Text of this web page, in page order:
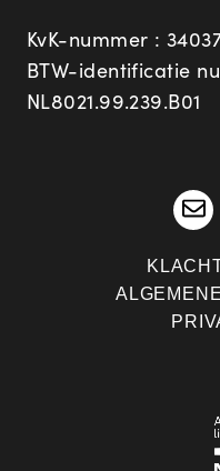
KvK-nummer :
BTW-identificatie
NL8021.99.239.B01